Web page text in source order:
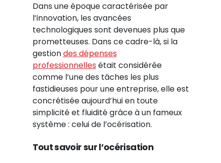
Dans une époque caractérisée par
l’innovation, les avancées
technologiques sont devenues plus que
prometteuses. Dans ce cadre-là, si la
gestiondes dépenses
professionnelles était considérée
comme l’une des tâches les plus
fastidieuses pour une entreprise, elle est
concrétisée aujourd’hui en toute
simplicité et fluidité grâce à un fameux
système : celui de l’océrisation.
Tout savoir sur l’océrisation